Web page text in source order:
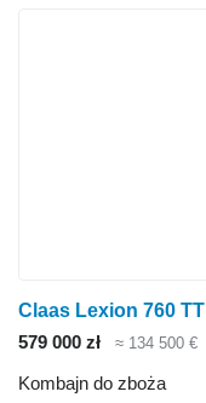
Claas Lexion 760 TT
579 000 zł
≈ 134 500 €
Kombajn do zboża